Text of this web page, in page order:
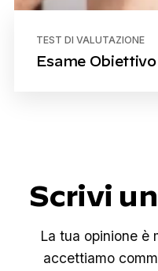
TEST DI VALUTAZIONE
Esame
Scrivi
La tua opinione è
accettiamo